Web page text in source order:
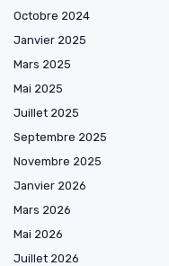
Octobre 2024
Janvier 2025
Mars 2025
Mai 2025
Juillet 2025
Septembre 2025
Novembre 2025
Janvier 2026
Mars 2026
Mai 2026
Juillet 2026